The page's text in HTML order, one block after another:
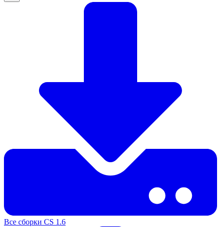
Все сборки CS 1.6